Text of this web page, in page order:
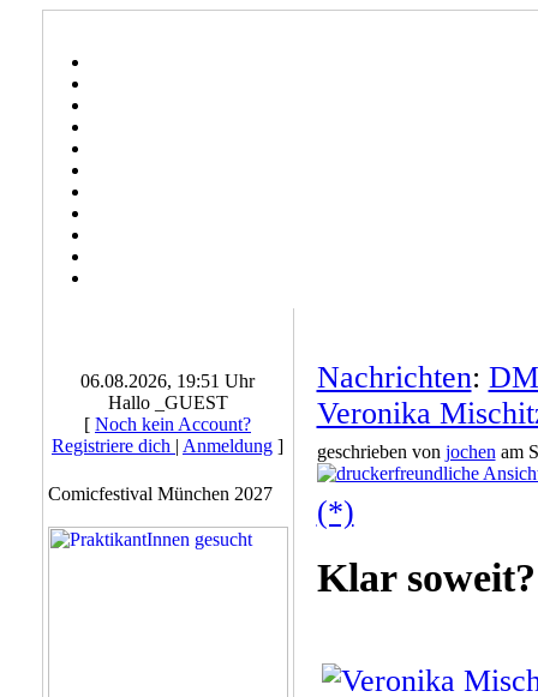
06.08.2026, 19:51 Uhr
Hallo _GUEST
[ Noch kein Account?
Registriere dich | Anmeldung ]
Comicfestival München 2027
Nachrichten:
Veronika
geschrieben von jochen am
(*)
Klar soweit?